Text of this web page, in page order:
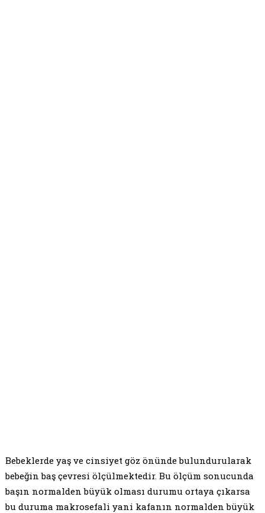
Bebeklerde yaş ve cinsiyet göz önünde bulundurularak
bebeğin baş çevresi ölçülmektedir. Bu ölçüm sonucunda
başın normalden büyük olması durumu ortaya çıkarsa
bu duruma makrosefali yani kafanın normalden büyük